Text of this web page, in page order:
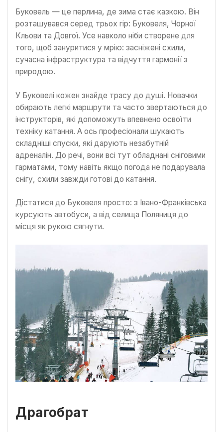
Буковель — це перлина, де зима стає казкою. Він
розташувався серед трьох гір: Буковеля, Чорної
Кльови та Довгої. Усе навколо ніби створене для
того, щоб зануритися у мрію: засніжені схили,
сучасна інфраструктура та відчуття гармонії з
природою.
У Буковелі кожен знайде трасу до душі. Новачки
обирають легкі маршрути та часто звертаються до
інструкторів, які допоможуть впевнено освоїти
техніку катання. А ось професіонали шукають
складніші спуски, які дарують незабутній
адреналін. До речі, вони всі тут обладнані сніговими
гарматами, тому навіть якщо погода не подарувала
снігу, схили завжди готові до катання.
Дістатися до Буковеля просто: з Івано-Франківська
курсують автобуси, а від селища Поляниця до
місця як рукою сягнути.
Драгобрат